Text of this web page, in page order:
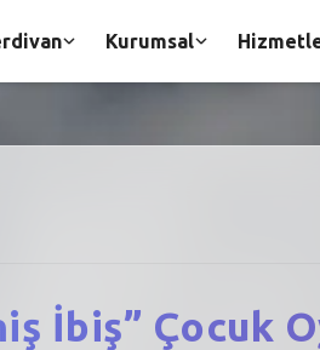
İbiş” Çocuk
Kurumsal